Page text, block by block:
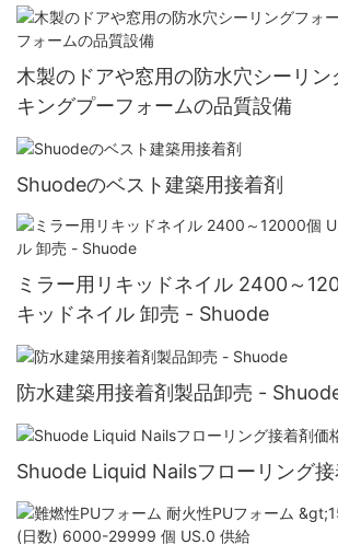
木製のドアや窓用の防水穴シーリン
キングプーフォームの品質設備
Shuodeのベスト建築用接着剤
ミラー用リキッドネイル 2400～
キッドネイル 卸売 - Shuode
防水建築用接着剤製品卸売 -
Shuode Liquid Nailsフローリング